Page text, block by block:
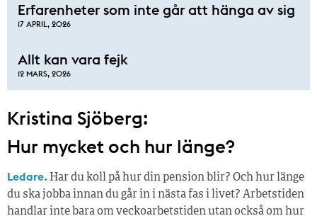
Erfarenheter som inte går att hänga av sig
17 APRIL, 2026
Allt kan vara fejk
12 MARS, 2026
Kristina Sjöberg:
Hur mycket och hur länge?
Ledare. Har du koll på hur din pension blir? Och hur länge
du ska jobba innan du går in i nästa fas i livet? Arbetstiden
handlar inte bara om veckoarbetstiden utan också om hur